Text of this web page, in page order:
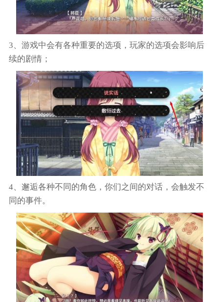
3、游戏中会有各种重要的选项，玩家的选项会影响后
续的剧情；
4、邂逅各种不同的角色，你们之间的对话，会触发不
同的事件。